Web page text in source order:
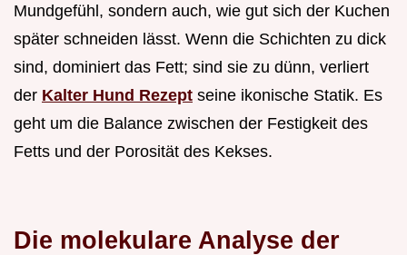
Mundgefühl, sondern auch, wie gut sich der Kuchen
später schneiden lässt. Wenn die Schichten zu dick
sind, dominiert das Fett; sind sie zu dünn, verliert
der Kalter Hund Rezept seine ikonische Statik. Es
geht um die Balance zwischen der Festigkeit des
Fetts und der Porosität des Kekses.
Die molekulare Analyse der